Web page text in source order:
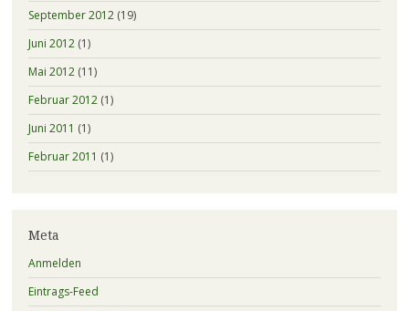
September 2012(19)
Juni 2012(1)
Mai 2012(11)
Februar 2012(1)
Juni 2011 (1)
Februar 2011 (1)
Meta
Anmelden
Eintrags-Feed